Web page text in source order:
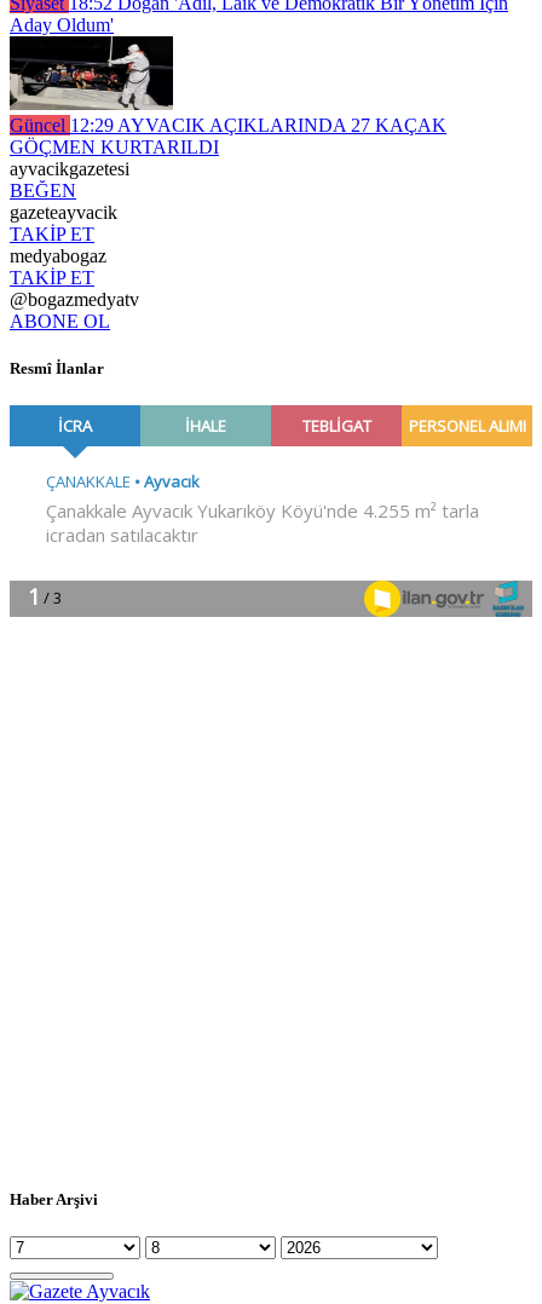
Aday Oldum'
Güncel 12:29 AYVACIK AÇIKLARINDA 27 KAÇAK
GÖÇMEN KURTARILDI
ayvacikgazetesi
BEĞEN
gazeteayvacik
TAKİP ET
medyabogaz
TAKİP ET
@bogazmedyatv
ABONE OL
Resmî İlanlar
Haber Arşivi